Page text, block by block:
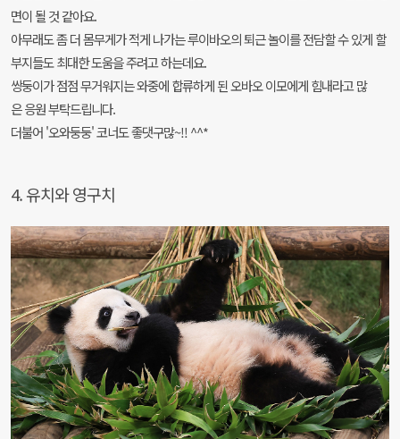
면이 될 것 같아요.
아무래도 좀 더 몸무게가 적게 나가는 루이바오의 퇴근 놀이를 전담할 수 있게 할
부지들도 최대한 도움을 주려고 하는데요.
쌍둥이가 점점 무거워지는 와중에 합류하게 된 오바오 이모에게 힘내라고 많
은 응원 부탁드립니다.
더불어 '오와둥둥' 코너도 좋댓구많~!! ^^*
4. 유치와 영구치